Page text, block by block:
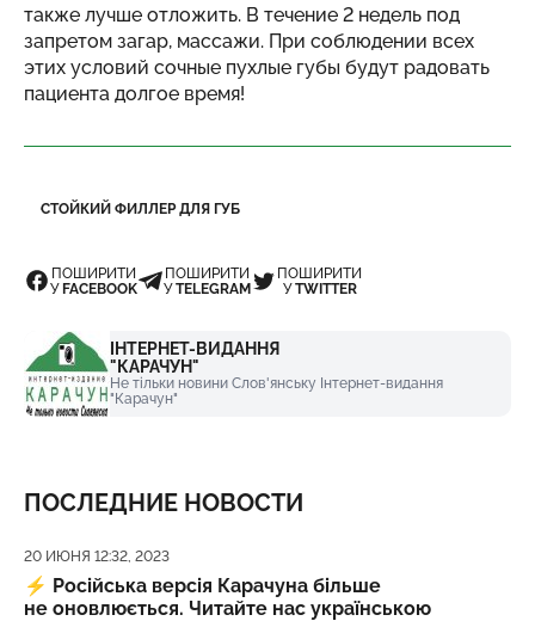
также лучше отложить. В течение 2 недель под
запретом загар, массажи. При соблюдении всех
этих условий сочные пухлые губы будут радовать
пациента долгое время!
СТОЙКИЙ ФИЛЛЕР ДЛЯ ГУБ
ПОШИРИТИ
У FACEBOOK
ПОШИРИТИ
УTELEGRAM
ПОШИРИТИ
УTWITTER
ІНТЕРНЕТ-ВИДАННЯ
"КАРАЧУН"
Не тільки новини Слов'янську Інтернет-видання
"Карачун"
ПОСЛЕДНИЕ НОВОСТИ
Дата публикации
20 ИЮНЯ 12:32, 2023
⚡️ Російська версія Карачуна більше
не оновлюється. Читайте нас українською